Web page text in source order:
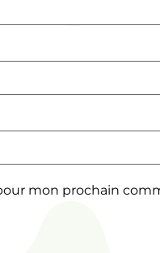
mon prochain